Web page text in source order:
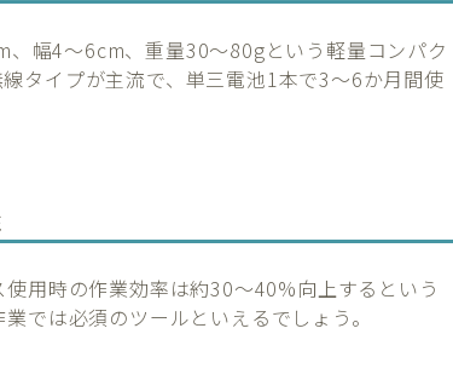
幅4～6cm、重量30～80gという軽量コンパク
タイプが主流で、単三電池1本で3～6か月間使
用時の作業効率は約30～40%向上するという
では必須のツールといえるでしょう。